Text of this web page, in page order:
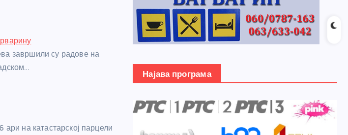
завршили су радове на
на катастарској парцели
Најава програма